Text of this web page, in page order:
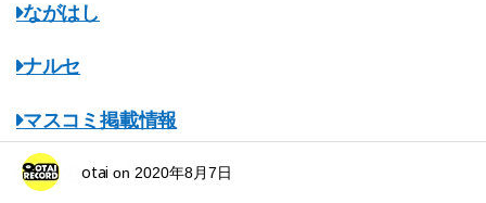
ながはし
ナルセ
マスコミ掲載情報
みちのくオタレコ
otai on 2020年8月7日